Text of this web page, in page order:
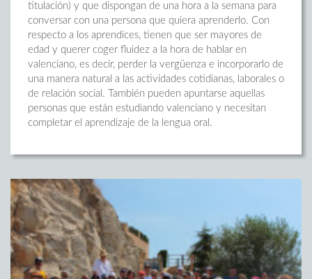
titulación) y que dispongan de una hora a la semana para
conversar con una persona que quiera aprenderlo. Con
respecto a los aprendices, tienen que ser mayores de
edad y querer coger fluidez a la hora de hablar en
valenciano, es decir, perder la vergüenza e incorporarlo de
una manera natural a las actividades cotidianas, laborales o
de relación social. También pueden apuntarse aquellas
personas que están estudiando valenciano y necesitan
completar el aprendizaje de la lengua oral.